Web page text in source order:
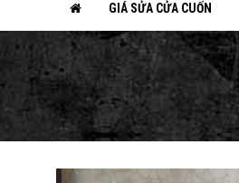
GIÁ SỬA CỬA CUỐN